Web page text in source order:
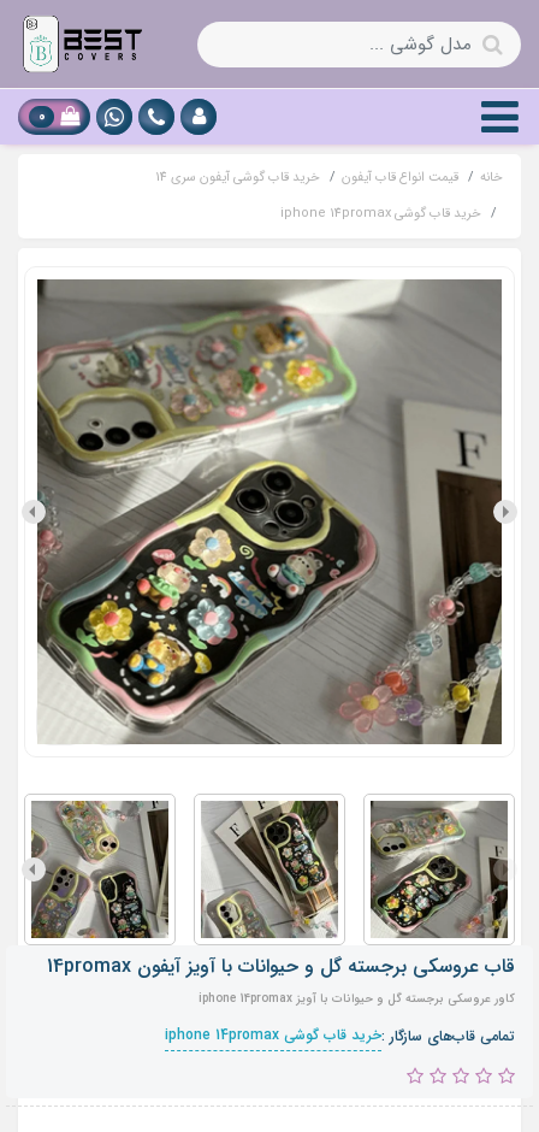
0
خانه قیمت انواع قاب آیفون
خرید قاب گوشی آیفون سری 14
خرید قاب گوشی iphone 14promax
قاب عروسکی برجسته گل و حیوانات با آویز آیفون 14promax
کاور عروسکی برجسته گل و حیوانات با آویز iphone 14promax
تمامی قاب‌های سازگار :خرید قاب گوشی iphone 14promax